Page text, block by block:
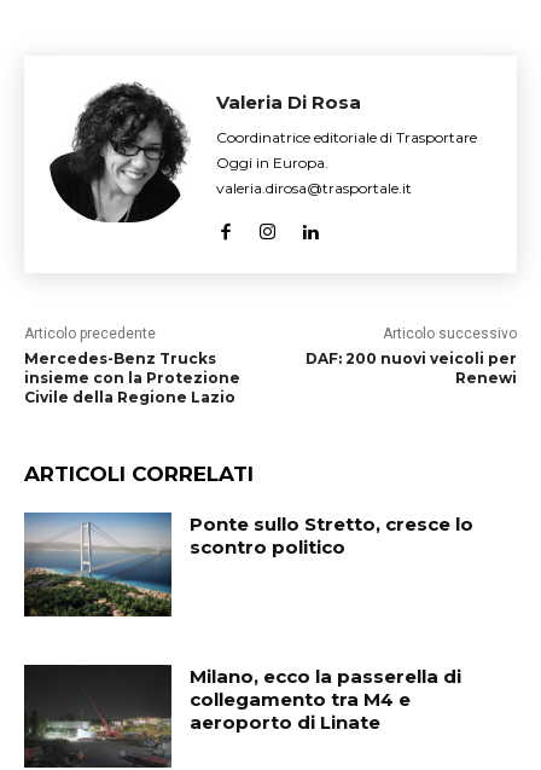
Valeria Di Rosa
Coordinatrice editoriale di Trasportare
Oggi in Europa.
valeria.dirosa@trasportale.it
Articolo precedente
Mercedes-Benz Trucks
insieme con la Protezione
Civile della Regione Lazio
Articolo successivo
DAF: 200 nuovi veicoli per
Renewi
ARTICOLI CORRELATI
Ponte sullo Stretto, cresce lo
scontro politico
Milano, ecco la passerella di
collegamento tra M4 e
aeroporto di Linate